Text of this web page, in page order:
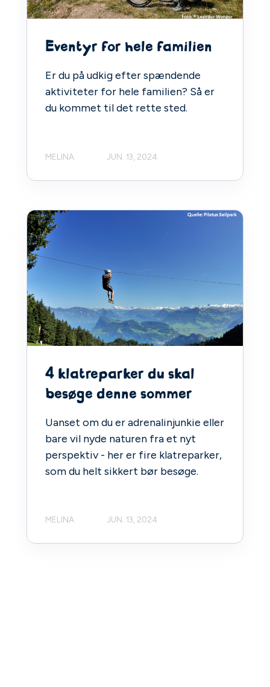
Eventyr for hele familien
Er du på udkig efter spændende
aktiviteter for hele familien? Så er
du kommet til det rette sted.
MELINA JUN. 13, 2024
4 klatreparker du skal
besøge denne sommer
Uanset om du er adrenalinjunkie eller
bare vil nyde naturen fra et nyt
perspektiv - her er fire klatreparker,
som du helt sikkert bør besøge.
MELINA JUN. 13, 2024